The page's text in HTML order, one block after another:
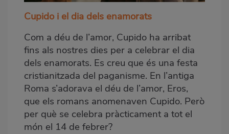
Cupido i el dia dels enamorats
Com a déu de l’amor, Cupido ha arribat
fins als nostres dies per a celebrar el dia
dels enamorats. Es creu que és una festa
cristianitzada del paganisme. En l’antiga
Roma s’adorava el déu de l’amor, Eros,
que els romans anomenaven Cupido. Però
per què se celebra pràcticament a tot el
món el 14 de febrer?